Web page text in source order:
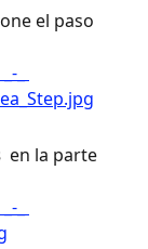
el paso
en la parte